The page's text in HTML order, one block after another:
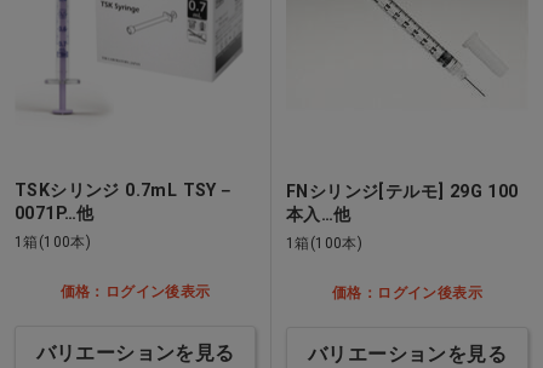
TSKシリンジ 0.7mL TSY－
0071P…他
1箱(100本)
価格：ログイン後表示
バリエーションを見る
FNシリンジ[テルモ] 29G 100
本入…他
1箱(100本)
価格：ログイン後表示
バリエーションを見る